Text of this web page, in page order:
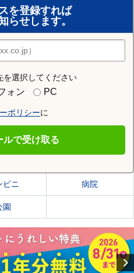
を登録すれば
らせします。
を選択してください
ォン PC
ポリシーに
ルで受け取る
を見る
ビニ 病院
園